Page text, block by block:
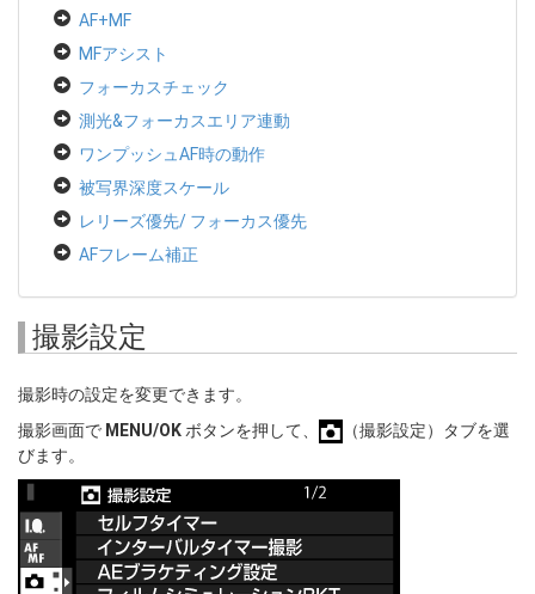
AF+MF
MFアシスト
フォーカスチェック
測光&フォーカスエリア連動
ワンプッシュAF時の動作
被写界深度スケール
レリーズ優先/ フォーカス優先
AFフレーム補正
撮影設定
撮影時の設定を変更できます。
撮影画面で MENU/OK ボタンを押して、
（撮影設定）タブを選
びます。